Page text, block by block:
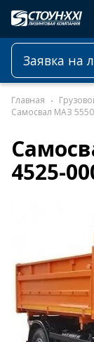
Заявка на
Главная
Самосвал МАЗ
4525-